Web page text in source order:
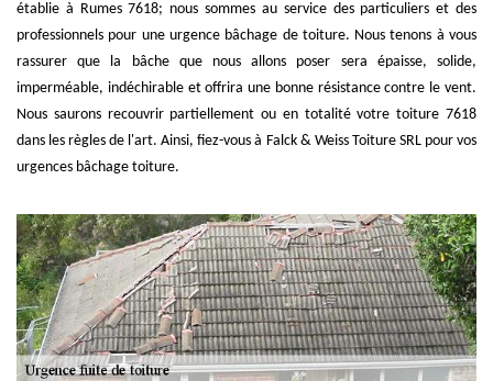
établie à Rumes 7618; nous sommes au service des particuliers et des
professionnels pour une urgence bâchage de toiture. Nous tenons à vous
rassurer que la bâche que nous allons poser sera épaisse, solide,
imperméable, indéchirable et offrira une bonne résistance contre le vent.
Nous saurons recouvrir partiellement ou en totalité votre toiture 7618
dans les règles de l'art. Ainsi, fiez-vous à Falck & Weiss Toiture SRL pour vos
urgences bâchage toiture.